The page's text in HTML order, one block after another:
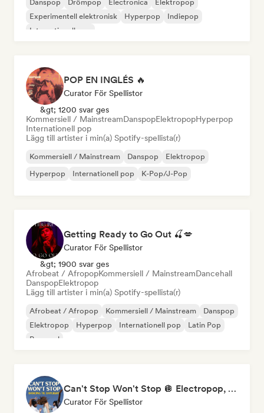
Danspop Drömpop Electronica
Elektropop
Experimentell elektronisk
Hyperpop
Indiepop
Internationell pop
POP EN INGLÉS 🔥
Curator För Spellistor
&gt; 1200 svar ges
Kommersiell / MainstreamDanspopElektropopHyperpop
Internationell pop
Lägg till artister i min(a) Spotify-spellista(r)
Kommersiell / Mainstream Danspop
Elektropop
Hyperpop
Internationell pop K-Pop/J-Pop
Getting Ready to Go Out 🍒💋
Curator För Spellistor
&gt; 1900 svar ges
Afrobeat / AfropopKommersiell / MainstreamDancehall
DanspopElektropop
Lägg till artister i min(a) Spotify-spellista(r)
Afrobeat / Afropop Kommersiell / Mainstream
Danspop
Elektropop
Hyperpop Internationell pop
Latin Pop
Pop soul
Can't Stop Won't Stop 🪩 Electropop, Dance-Pop & Nu Disco
Curator För Spellistor